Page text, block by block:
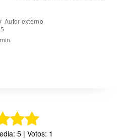
Autor externo
min.
5 | Votos: 1